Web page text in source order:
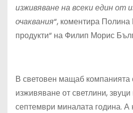
изживяване на всеки един
очаквания“, коментира Полина
продукти“ на Филип Морис
В световен мащаб компанията
изживяване от светлини,
септември миналата година.